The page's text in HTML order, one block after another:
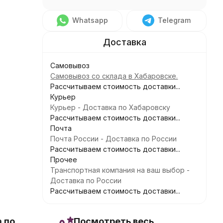
Whatsapp Telegram
Самовывоз
Самовывоз со склада в Хабаровске.
Рассчитываем стоимость доставки...
Курьер
Курьер - Доставка по Хабаровску
Рассчитываем стоимость доставки...
Почта
Почта России - Доставка по России
Рассчитываем стоимость доставки...
Прочее
Транспортная компания на ваш выбор -
Доставка по России
Рассчитываем стоимость доставки...